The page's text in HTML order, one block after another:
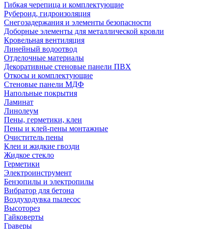
Гибкая черепица и комплектующие
Рубероид, гидроизоляция
Снегозадержания и элементы безопасности
Доборные элементы для металлической кровли
Кровельная вентиляция
Линейный водоотвод
Отделочные материалы
Декоративные стеновые панели ПВХ
Откосы и комплектующие
Стеновые панели МДФ
Напольные покрытия
Ламинат
Линолеум
Пены, герметики, клеи
Пены и клей-пены монтажные
Очиститель пены
Клеи и жидкие гвозди
Жидкое стекло
Герметики
Электроинструмент
Бензопилы и электропилы
Вибратор для бетона
Воздуходувка пылесос
Высоторез
Гайковерты
Граверы